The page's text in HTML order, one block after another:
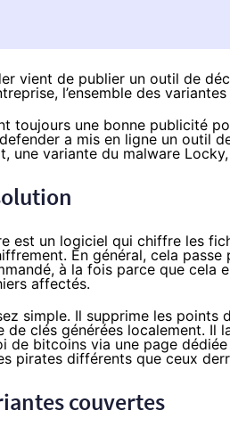
vient de publier un outil de
l’ensemble des
toujours une bonne publicité
a mis en ligne un outil
une variante du malware
est un logiciel qui chiffre les
. En général, cela
à la fois parce que cela
affectés.
simple. Il supprime les points
clés générées localement. Il
de bitcoins via une page
pirates différents que ceux
couvertes